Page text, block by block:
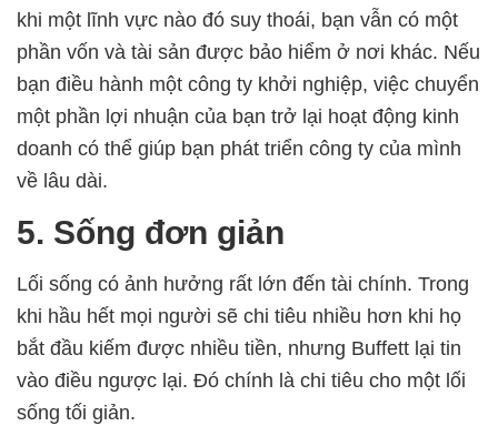
khi một lĩnh vực nào đó suy thoái, bạn vẫn có một
phần vốn và tài sản được bảo hiểm ở nơi khác. Nếu
bạn điều hành một công ty khởi nghiệp, việc chuyển
một phần lợi nhuận của bạn trở lại hoạt động kinh
doanh có thể giúp bạn phát triển công ty của mình
về lâu dài.
5. Sống đơn giản
Lối sống có ảnh hưởng rất lớn đến tài chính. Trong
khi hầu hết mọi người sẽ chi tiêu nhiều hơn khi họ
bắt đầu kiếm được nhiều tiền, nhưng Buffett lại tin
vào điều ngược lại. Đó chính là chi tiêu cho một lối
sống tối giản.